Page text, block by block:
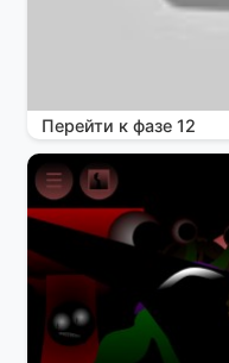
Перейти к фазе 12